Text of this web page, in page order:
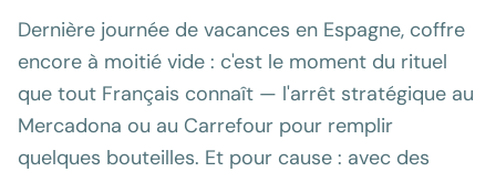
Dernière journée de vacances en Espagne, coffre
encore à moitié vide : c'est le moment du rituel
que tout Français connaît — l'arrêt stratégique au
Mercadona ou au Carrefour pour remplir
quelques bouteilles. Et pour cause : avec des